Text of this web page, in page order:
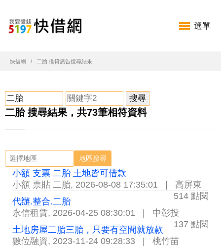
選單
快借網 二胎 借貸廣告搜尋結果
二胎 搜尋結果，共73筆相符資料
地區搜尋
小額 支票 二胎 土地皆可借款
小額 票貼 二胎, 2026-08-08 17:35:01
高屏東
514 點閱
代辦.整合.二胎
永信租賃, 2026-04-25 08:30:01
中彰投
137 點閱
土地房屋二胎三胎，只要有空間就放款
數位融資, 2023-11-24 09:28:33
桃竹苗